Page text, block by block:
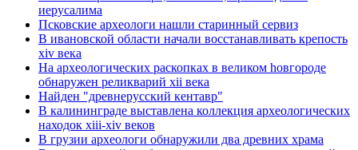
иерусалима
Псковские археологи нашли старинный сервиз
В ивановской области начали восстанавливать крепость
xiv века
Hа археологических раскопках в великом hовгороде
обнаружен реликварий xii века
Найден "древнерусский кентавр"
В калининграде выставлена коллекция археологических
находок xiii-xiv веков
В грузии археологи обнаружили два древних храма